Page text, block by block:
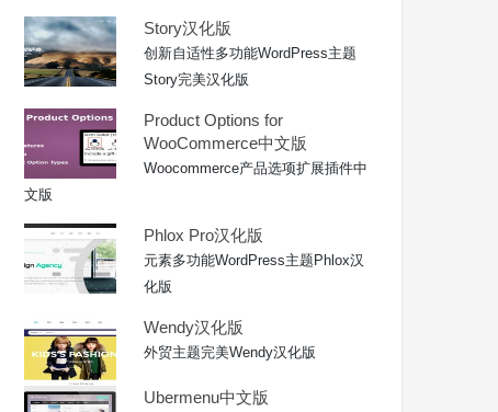
Story汉化版
创新自适性多功能WordPress主题
Story完美汉化版
Product Options for
WooCommerce中文版
Woocommerce产品选项扩展插件中
文版
Phlox Pro汉化版
元素多功能WordPress主题Phlox汉
化版
Wendy汉化版
外贸主题完美Wendy汉化版
Ubermenu中文版